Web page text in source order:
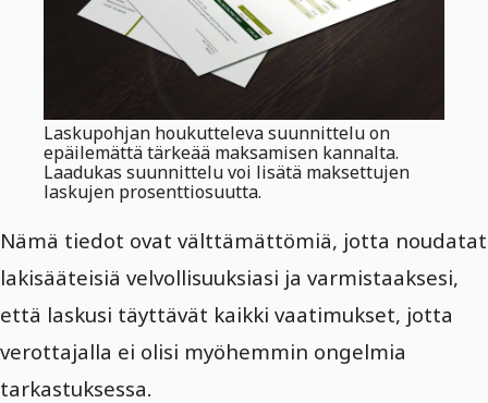
Laskupohjan houkutteleva suunnittelu on
epäilemättä tärkeää maksamisen kannalta.
Laadukas suunnittelu voi lisätä maksettujen
laskujen prosenttiosuutta.
Nämä tiedot ovat välttämättömiä, jotta noudatat
lakisääteisiä velvollisuuksiasi ja varmistaaksesi,
että laskusi täyttävät kaikki vaatimukset, jotta
verottajalla ei olisi myöhemmin ongelmia
tarkastuksessa.